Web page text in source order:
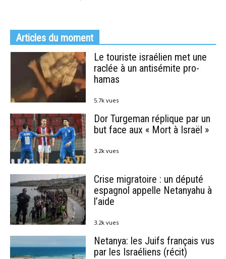
Articles du moment
Le touriste israélien met une
raclée à un antisémite pro-
hamas
5.7k vues
Dor Turgeman réplique par un
but face aux « Mort à Israël »
3.2k vues
Crise migratoire : un député
espagnol appelle Netanyahu à
l’aide
3.2k vues
Netanya: les Juifs français vus
par les Israéliens (récit)